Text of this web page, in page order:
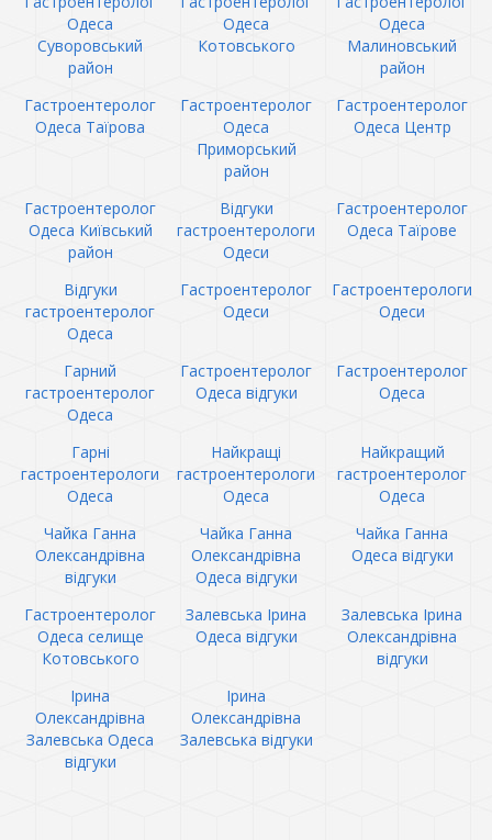
Одеса
Суворовський
район
Одеса
Котовського
Одеса
Малиновський
район
Гастроентеролог
Одеса Таїрова
Гастроентеролог
Одеса
Приморський
район
Гастроентеролог
Одеса Центр
Гастроентеролог
Одеса Київський
район
Відгуки
гастроентерологи
Одеси
Гастроентеролог
Одеса Таїрове
Відгуки
гастроентеролог
Одеса
Гастроентеролог
Одеси
Гастроентерологи
Одеси
Гарний
гастроентеролог
Одеса
Гастроентеролог
Одеса відгуки
Гастроентеролог
Одеса
Гарні
гастроентерологи
Одеса
Найкращі
гастроентерологи
Одеса
Найкращий
гастроентеролог
Одеса
Чайка Ганна
Олександрівна
відгуки
Чайка Ганна
Олександрівна
Одеса відгуки
Чайка Ганна
Одеса відгуки
Гастроентеролог
Одеса селище
Котовського
Залевська Ірина
Одеса відгуки
Залевська Ірина
Олександрівна
відгуки
Ірина
Олександрівна
Залевська Одеса
відгуки
Ірина
Олександрівна
Залевська відгуки